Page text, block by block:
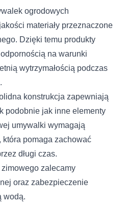
ogrodowych
materiały przeznaczone
Dzięki temu produkty
na warunki
wytrzymałością podczas
konstrukcja zapewniają
podobnie jak inne elementy
umywalki wymagają
pomaga zachować
długi czas.
zalecamy
oraz zabezpieczenie
wodą.